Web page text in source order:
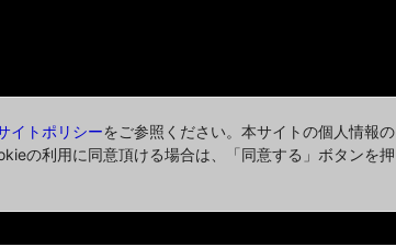
イトポリシーをご参照ください。本サイトの個人情報の
の利用に同意頂ける場合は、「同意する」ボタンを押